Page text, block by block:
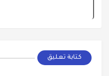
كتابة تعليق